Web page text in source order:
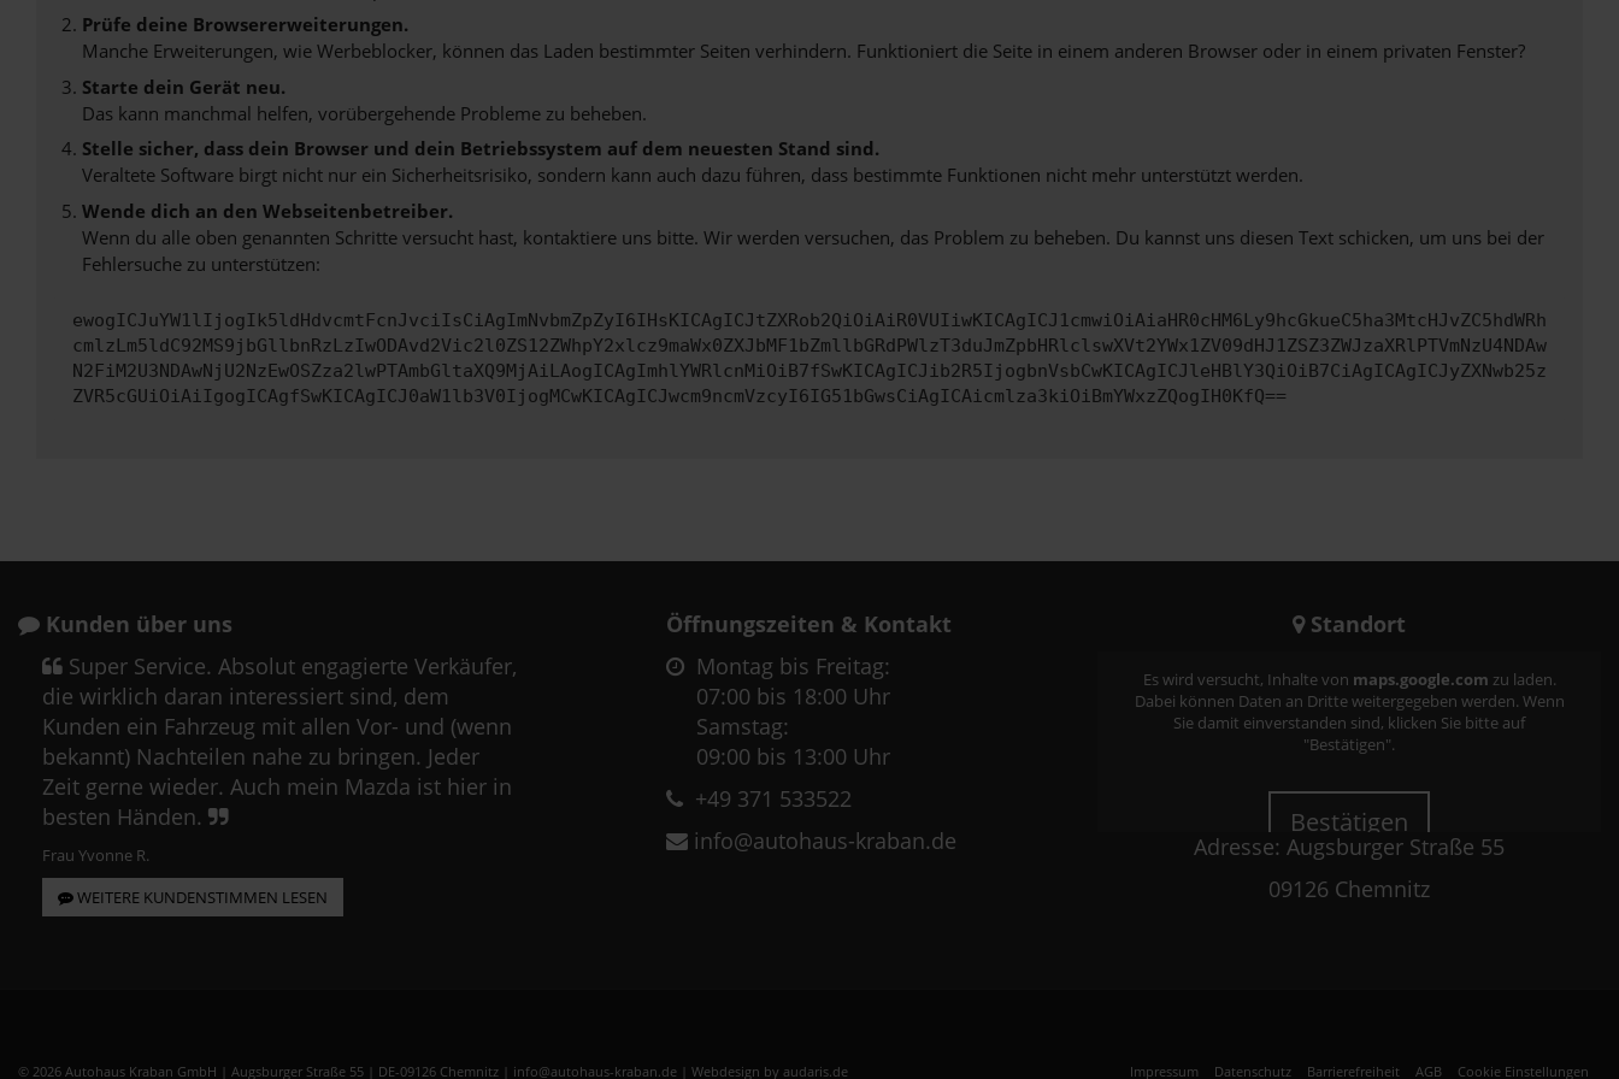
Prüfe deine Browsererweiterungen.
Manche Erweiterungen, wie Werbeblocker, können das Laden bestimmter Seiten verhindern. Funktioniert die Seite in einem anderen Browser oder in einem privaten Fenster?
Starte dein Gerät neu.
Das kann manchmal helfen, vorübergehende Probleme zu beheben.
Stelle sicher, dass dein Browser und dein Betriebssystem auf dem neuesten Stand sind.
Veraltete Software birgt nicht nur ein Sicherheitsrisiko, sondern kann auch dazu führen, dass bestimmte Funktionen nicht mehr unterstützt werden.
Wende dich an den Webseitenbetreiber.
Wenn du alle oben genannten Schritte versucht hast, kontaktiere uns bitte. Wir werden versuchen, das Problem zu beheben. Du kannst uns diesen Text schicken, um uns bei der
Fehlersuche zu unterstützen:
ewogICJuYW1lIjogIk5ldHdvcmtFcnJvciIsCiAgImNvbmZpZyI6IHsKICAgICJtZXRob2QiOiAiR0VUIiwKICAgICJ1cmwiOiAiaHR0cHM6Ly9hcGkueC5ha3MtcHJvZC5hdWRh
cmlzLm5ldC92MS9jbGllbnRzLzIwODAvd2Vic2l0ZS12ZWhpY2xlcz9maWx0ZXJbMF1bZmllbGRdPWlzT3duJmZpbHRlclswXVt2YWx1ZV09dHJ1ZSZ3ZWJzaXRlPTVmNzU4NDAw
N2FiM2U3NDAwNjU2NzEwOSZza2lwPTAmbGltaXQ9MjAiLAogICAgImhlYWRlcnMiOiB7fSwKICAgICJib2R5IjogbnVsbCwKICAgICJleHBlY3QiOiB7CiAgICAgICJyZXNwb25z
ZVR5cGUiOiAiIgogICAgfSwKICAgICJ0aW1lb3V0IjogMCwKICAgICJwcm9ncmVzcyI6IG51bGwsCiAgICAicmlza3kiOiBmYWxzZQogIH0KfQ==
Kunden über uns
Super Service. Absolut engagierte Verkäufer,
die wirklich daran interessiert sind, dem
Kunden ein Fahrzeug mit allen Vor- und (wenn
bekannt) Nachteilen nahe zu bringen. Jeder
Zeit gerne wieder. Auch mein Mazda ist hier in
besten Händen.
Frau Yvonne R.
WEITERE KUNDENSTIMMEN LESEN
Öffnungszeiten & Kontakt
Montag bis Freitag:
07:00 bis 18:00 Uhr
Samstag:
09:00 bis 13:00 Uhr
+49 371 533522
info@autohaus-kraban.de
Standort
Es wird versucht, Inhalte von maps.google.com zu laden.
Dabei können Daten an Dritte weitergegeben werden. Wenn
Sie damit einverstanden sind, klicken Sie bitte auf
"Bestätigen".
Bestätigen
Adresse: Augsburger Straße 55
09126 Chemnitz
Impressum Datenschutz Barrierefreiheit AGB Cookie Einstellungen
© 2026 Autohaus Kraban GmbH | Augsburger Straße 55 | DE-09126 Chemnitz | info@autohaus-kraban.de | Webdesign by audaris.de